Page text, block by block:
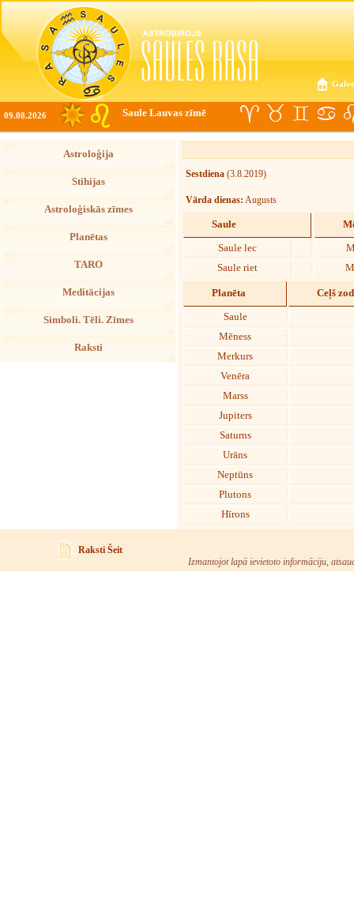
09.08.2026 Saule Lauvas zīmē
Astroloģija
Stihijas
Astroloģiskās zīmes
Planētas
TARO
Meditācijas
Simboli. Tēli. Zīmes
Raksti
Sestdiena (3.8.2019)
Vārda dienas: Augusts
Saule
Saule lec
Saule riet
Planēta Ceļš
Saule
Mēness
Merkurs
Venēra
Marss
Jupiters
Saturns
Urāns
Neptūns
Plutons
Hīrons
Raksti Šeit
Izmantojot lapā ievietoto informāciju,